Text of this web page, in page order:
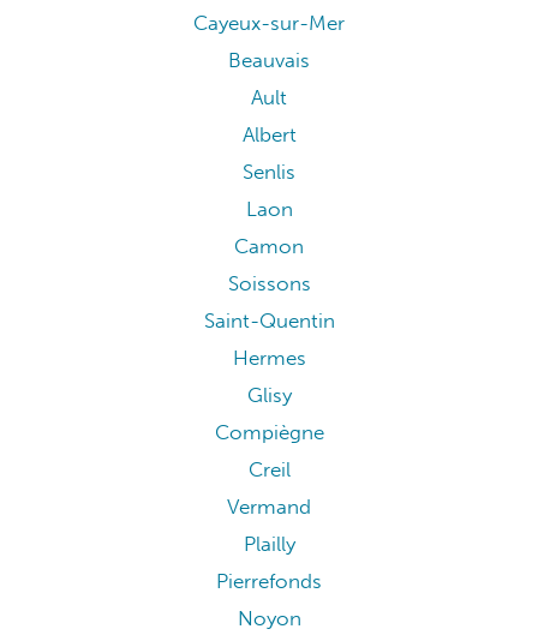
Cayeux-sur-Mer
Beauvais
Ault
Albert
Senlis
Laon
Camon
Soissons
Saint-Quentin
Hermes
Glisy
Compiègne
Creil
Vermand
Plailly
Pierrefonds
Noyon